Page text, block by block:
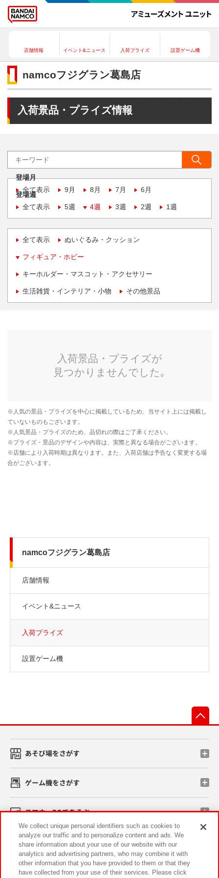
店舗情報 イベント&ニュース 入荷プライズ 設置ゲーム機
namcoフジグラン葛島店
入荷景品・プライズ情報
登場月
全て表示
9月 8月 7月 6月
登場週
全て表示
5週 4週 3週 2週 1週
全て表示 ぬいぐるみ・クッション
フィギュア・ホビー
キーホルダー・マスコット・アクセサリー
生活雑貨・インテリア・小物 その他景品
namcoフジグラン葛島店
店舗情報
イベント&ニュース
入荷プライズ
設置ゲーム機
あそび場をさがす
ゲーム機をさがす
スマホ・PCであそぶ
イベント・キャンペーン
We collect unique personal identifiers such as cookies to
analyze our traffic and to personalize content and ads. We
share information about your use of our website with our
analytics and advertising partners, who may combine it with
other information that you have provided to them or that they
have collected from your use of their services. Please click